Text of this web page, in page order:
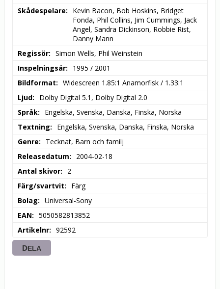
Skådespelare
Kevin Bacon, Bob Hoskins, Bridget
Fonda, Phil Collins, Jim Cummings, Jack
Angel, Sandra Dickinson, Robbie Rist,
Danny Mann
Regissör
Simon Wells, Phil Weinstein
Inspelningsår
1995 / 2001
Bildformat
Widescreen 1.85:1 Anamorfisk / 1.33:1
Ljud
Dolby Digital 5.1, Dolby Digital 2.0
Språk
Engelska, Svenska, Danska, Finska, Norska
Textning
Engelska, Svenska, Danska, Finska, Norska
Genre
Tecknat, Barn och familj
Releasedatum
2004-02-18
Antal skivor
2
Färg/svartvit
Färg
Bolag
Universal-Sony
EAN
5050582813852
Artikelnr
92592
DELA